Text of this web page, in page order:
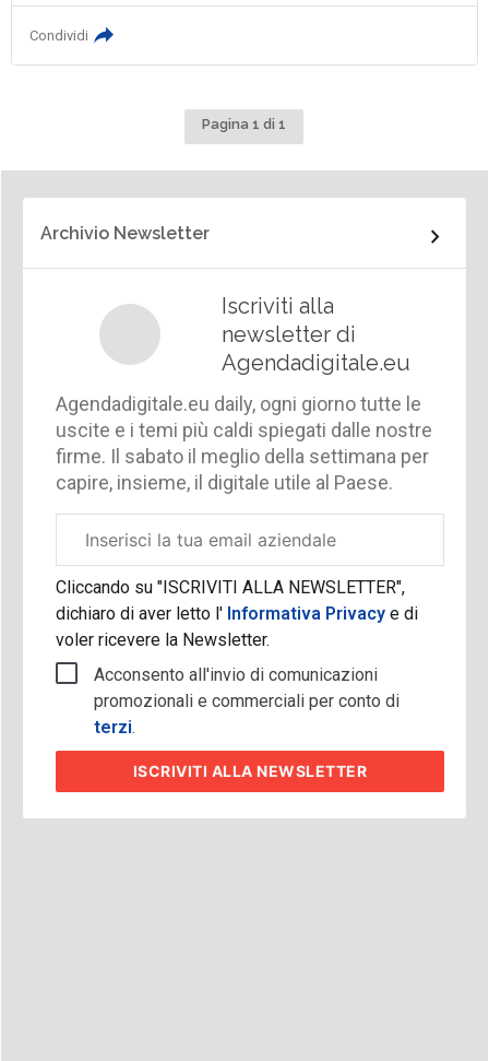
Condividi
Pagina 1 di 1
Archivio Newsletter
Iscriviti alla
newsletter di
Agendadigitale.eu
Agendadigitale.eu daily, ogni giorno tutte le
uscite e i temi più caldi spiegati dalle nostre
firme. Il sabato il meglio della settimana per
capire, insieme, il digitale utile al Paese.
aziendale
Cliccando su "ISCRIVITI ALLA NEWSLETTER",
dichiaro di aver letto l'Informativa Privacy e di
voler ricevere la Newsletter.
Acconsento all'invio di comunicazioni
promozionali e commerciali per conto di
terzi.
ISCRIVITI ALLA NEWSLETTER